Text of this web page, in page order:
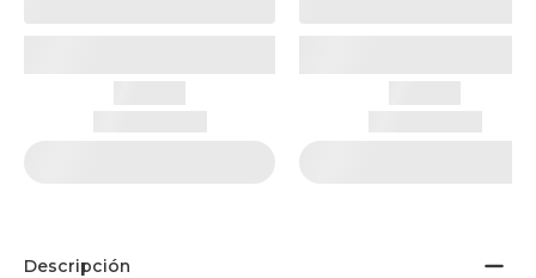
Descripción